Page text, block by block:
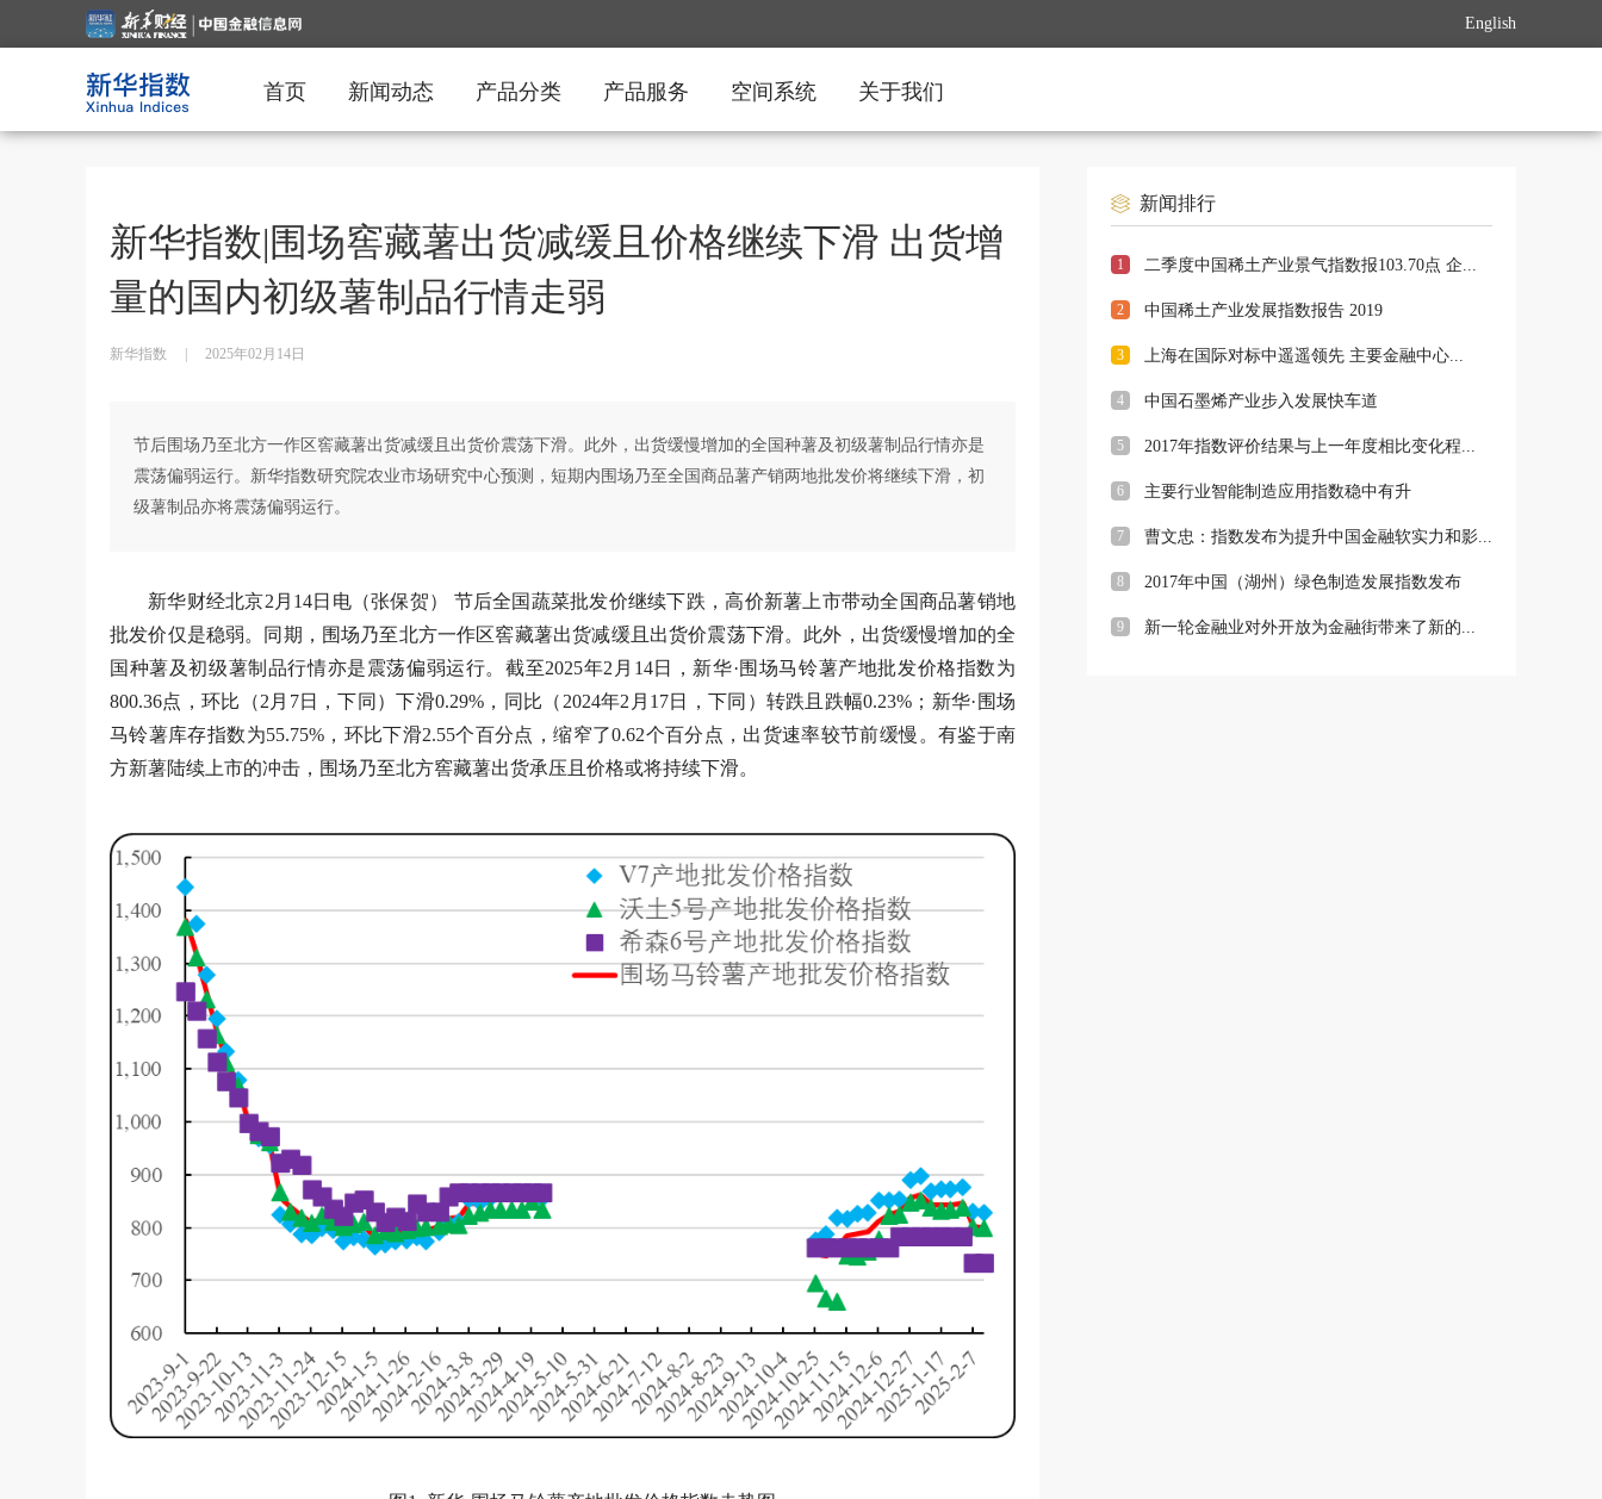
English
首页 新闻动态 产品分类 产品服务 空间系统 关于我们
新华指数|围场窖藏薯出货减缓且价格继续下滑 出货增
量的国内初级薯制品行情走弱
新华指数 2025年02月14日
节后围场乃至北方一作区窖藏薯出货减缓且出货价震荡下滑。此外，出货缓慢增加的全国种薯及初级薯制品行情亦是
震荡偏弱运行。新华指数研究院农业市场研究中心预测，短期内围场乃至全国商品薯产销两地批发价将继续下滑，初
级薯制品亦将震荡偏弱运行。
新华财经北京2月14日电（张保贺） 节后全国蔬菜批发价继续下跌，高价新薯上市带动全国商品薯销地
批发价仅是稳弱。同期，围场乃至北方一作区窖藏薯出货减缓且出货价震荡下滑。此外，出货缓慢增加的全
国种薯及初级薯制品行情亦是震荡偏弱运行。截至2025年2月14日，新华·围场马铃薯产地批发价格指数为
800.36点，环比（2月7日，下同）下滑0.29%，同比（2024年2月17日，下同）转跌且跌幅0.23%；新华·围场
马铃薯库存指数为55.75%，环比下滑2.55个百分点，缩窄了0.62个百分点，出货速率较节前缓慢。有鉴于南
方新薯陆续上市的冲击，围场乃至北方窖藏薯出货承压且价格或将持续下滑。
新闻排行
1 二季度中国稀土产业景气指数报103.70点 企...
2 中国稀土产业发展指数报告 2019
3 上海在国际对标中遥遥领先 主要金融中心...
4 中国石墨烯产业步入发展快车道
5 2017年指数评价结果与上一年度相比变化程...
6 主要行业智能制造应用指数稳中有升
7 曹文忠：指数发布为提升中国金融软实力和影...
8 2017年中国（湖州）绿色制造发展指数发布
9 新一轮金融业对外开放为金融街带来了新的...